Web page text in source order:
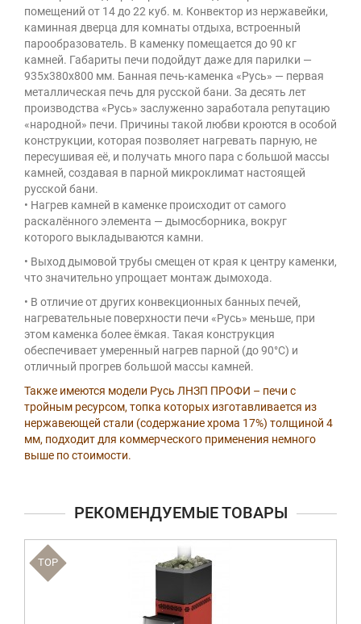
помещений от 14 до 22 куб. м. Конвектор из нержавейки,
каминная дверца для комнаты отдыха, встроенный
парообразователь. В каменку помещается до 90 кг
камней. Габариты печи подойдут даже для парилки —
935х380х800 мм. Банная печь-каменка «Русь» — первая
металлическая печь для русской бани. За десять лет
производства «Русь» заслуженно заработала репутацию
«народной» печи. Причины такой любви кроются в особой
конструкции, которая позволяет нагревать парную, не
пересушивая её, и получать много пара с большой массы
камней, создавая в парной микроклимат настоящей
русской бани.
• Нагрев камней в каменке происходит от самого
раскалённого элемента — дымосборника, вокруг
которого выкладываются камни.
• Выход дымовой трубы смещен от края к центру каменки,
что значительно упрощает монтаж дымохода.
• В отличие от других конвекционных банных печей,
нагревательные поверхности печи «Русь» меньше, при
этом каменка более ёмкая. Такая конструкция
обеспечивает умеренный нагрев парной (до 90°С) и
отличный прогрев большой массы камней.
Также имеются модели Русь ЛНЗП ПРОФИ – печи с
тройным ресурсом, топка которых изготавливается из
нержавеющей стали (содержание хрома 17%) толщиной 4
мм, подходит для коммерческого применения немного
выше по стоимости.
РЕКОМЕНДУЕМЫЕ ТОВАРЫ
TOP